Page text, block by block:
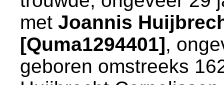
met Joannis
[Quma1294401],
geboren omstreeks